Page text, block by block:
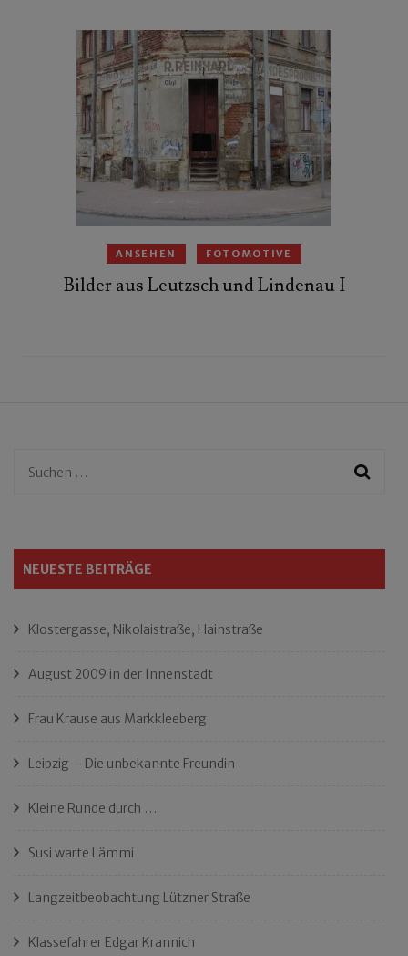
ANSEHEN FOTOMOTIVE
Bilder aus Leutzsch und Lindenau I
Suchen
NEUESTE BEITRÄGE
Klostergasse, Nikolaistraße, Hainstraße
August 2009 in der Innenstadt
Frau Krause aus Markkleeberg
Leipzig – Die unbekannte Freundin
Kleine Runde durch …
Susi warte Lämmi
Langzeitbeobachtung Lützner Straße
Klassefahrer Edgar Krannich